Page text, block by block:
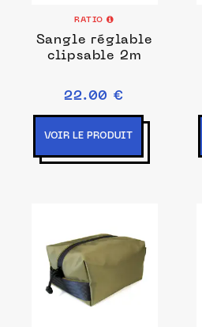
RATIO
Sangle réglable
clipsable 2m
22.00 €
VOIR LE PRODUIT